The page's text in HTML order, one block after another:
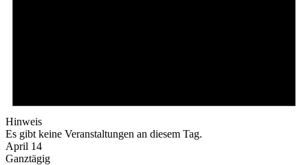
Hinweis
Es gibt keine Veranstaltungen an diesem Tag.
April 14
Ganztägig